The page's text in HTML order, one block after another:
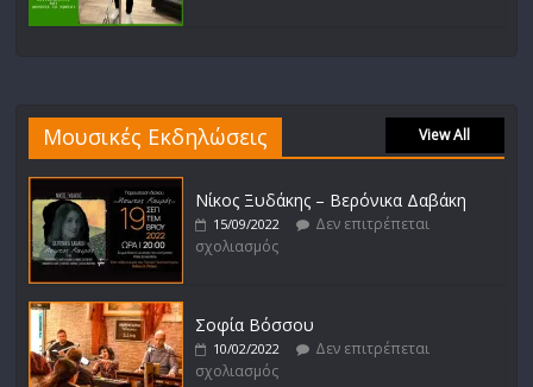
Μουσικές Εκδηλώσεις View All
Νίκος Ξυδάκης – Βερόνικα Δαβάκη
15/09/2022
Δεν επιτρέπεται
σχολιασμός
Σοφία Βόσσου
10/02/2022
Δεν επιτρέπεται
σχολιασμός